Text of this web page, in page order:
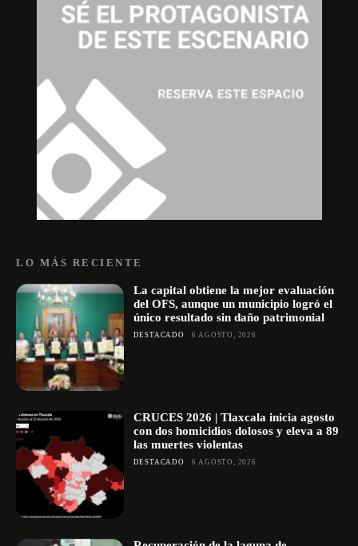
LO MÁS RECIENTE
La capital obtiene la mejor evaluación
del OFS, aunque un municipio logró el
único resultado sin daño patrimonial
DESTACADO 6 AGOSTO, 2026
CRUCES 2026 | Tlaxcala inicia agosto
con dos homicidios dolosos y eleva a 89
las muertes violentas
DESTACADO 6 AGOSTO, 2026